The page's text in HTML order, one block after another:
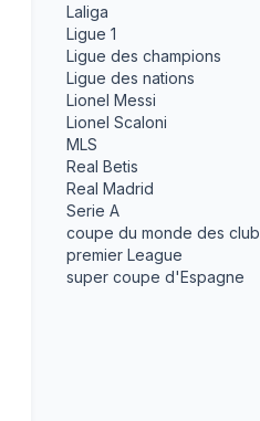
Laliga
Ligue 1
Ligue des champions
Ligue des nations
Lionel Messi
Lionel Scaloni
MLS
Real Betis
Real Madrid
Serie A
coupe du monde des
premier League
super coupe d'Espagne